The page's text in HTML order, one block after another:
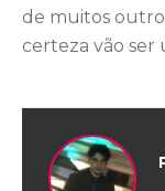
de muitos
certeza vão ser